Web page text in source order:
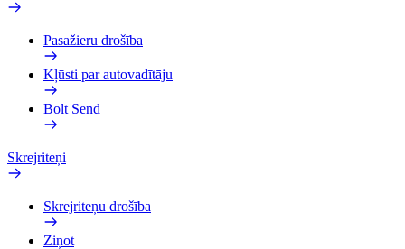
Pasažieru drošība
Kļūsti par autovadītāju
Bolt Send
Skrejriteņi
Skrejriteņu drošība
Ziņot